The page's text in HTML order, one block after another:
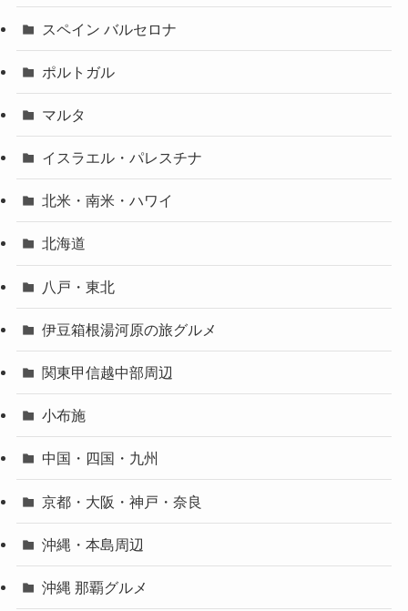
スペイン バルセロナ
ポルトガル
マルタ
イスラエル・パレスチナ
北米・南米・ハワイ
北海道
八戸・東北
伊豆箱根湯河原の旅グルメ
関東甲信越中部周辺
小布施
中国・四国・九州
京都・大阪・神戸・奈良
沖縄・本島周辺
沖縄 那覇グルメ